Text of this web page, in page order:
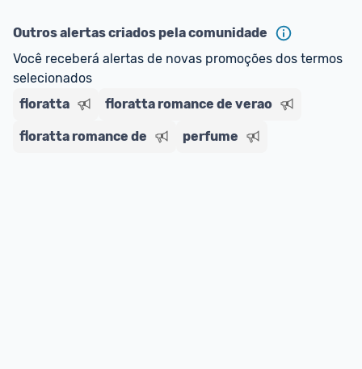
E lembre-se: você sempre pode contar ajuda da
comunidade para tirar dúvidas ou acionar os
nossos Admins marcando @admin em um
Outros alertas criados pela comunidade
Você receberá alertas de novas promoções dos termos
selecionados
floratta
floratta romance de verao
floratta romance de perfume